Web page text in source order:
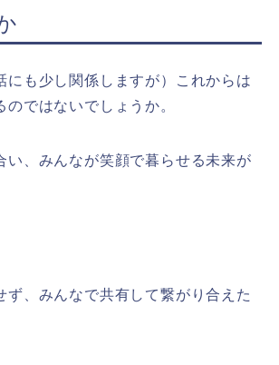
も少し関係しますが）これからは
ではないでしょうか。
、みんなが笑顔で暮らせる未来が
、みんなで共有して繋がり合えた